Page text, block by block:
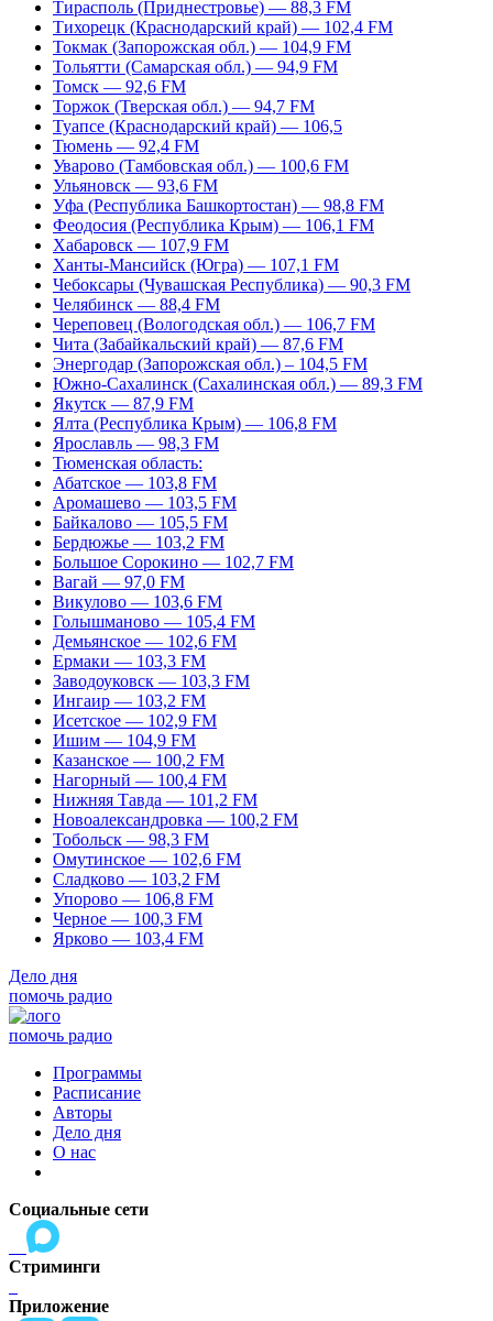
Тирасполь (Приднестровье) — 88,3 FM
Тихорецк (Краснодарский край) — 102,4 FM
Токмак (Запорожская обл.) — 104,9 FM
Тольятти (Самарская обл.) — 94,9 FM
Томск — 92,6 FM
Торжок (Тверская обл.) — 94,7 FM
Туапсе (Краснодарский край) — 106,5
Тюмень — 92,4 FM
Уварово (Тамбовская обл.) — 100,6 FM
Ульяновск — 93,6 FM
Уфа (Республика Башкортостан) — 98,8 FM
Феодосия (Республика Крым) — 106,1 FM
Хабаровск — 107,9 FM
Ханты-Мансийск (Югра) — 107,1 FM
Чебоксары (Чувашская Республика) — 90,3 FM
Челябинск — 88,4 FM
Череповец (Вологодская обл.) — 106,7 FM
Чита (Забайкальский край) — 87,6 FM
Энергодар (Запорожская обл.) – 104,5 FM
Южно-Сахалинск (Сахалинская обл.) — 89,3 FM
Якутск — 87,9 FM
Ялта (Республика Крым) — 106,8 FM
Ярославль — 98,3 FM
Тюменская область:
Абатское — 103,8 FM
Аромашево — 103,5 FM
Байкалово — 105,5 FM
Бердюжье — 103,2 FM
Большое Сорокино — 102,7 FM
Вагай — 97,0 FM
Викулово — 103,6 FM
Голышманово — 105,4 FM
Демьянское — 102,6 FM
Ермаки — 103,3 FM
Заводоуковск — 103,3 FM
Ингаир — 103,2 FM
Исетское — 102,9 FM
Ишим — 104,9 FM
Казанское — 100,2 FM
Нагорный — 100,4 FM
Нижняя Тавда — 101,2 FM
Новоалександровка — 100,2 FM
Тобольск — 98,3 FM
Омутинское — 102,6 FM
Сладково — 103,2 FM
Упорово — 106,8 FM
Черное — 100,3 FM
Ярково — 103,4 FM
Дело дня
помочь радио
помочь радио
Программы
Расписание
Авторы
Дело дня
О нас
Социальные сети
Стриминги
Приложение